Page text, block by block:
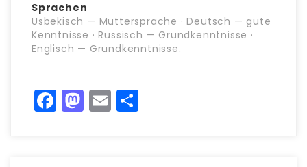
Sprachen
Usbekisch — Muttersprache · Deutsch — gute
Kenntnisse · Russisch — Grundkenntnisse ·
Englisch — Grundkenntnisse.
Facebook
Mastodon
Email